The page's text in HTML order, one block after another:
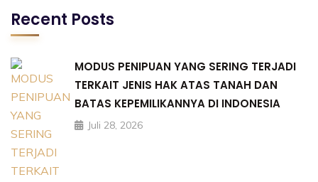
Recent Posts
MODUS PENIPUAN YANG SERING TERJADI
TERKAIT JENIS HAK ATAS TANAH DAN
BATAS KEPEMILIKANNYA DI INDONESIA
Juli 28, 2026